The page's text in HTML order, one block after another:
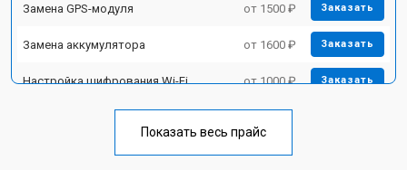
Замена GPS-модуля от 1500 ₽ Заказать
Замена аккумулятора от 1600 ₽ Заказать
Настройка шифрования Wi-Fi от 1000 ₽ Заказать
Замена материнской платы от 2800 ₽
Показать весь прайс